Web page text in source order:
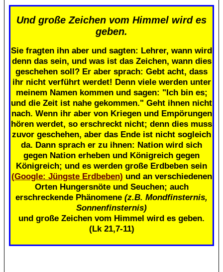
Und große Zeichen vom Himmel wird es
geben.
Sie fragten ihn aber und sagten: Lehrer, wann wird
denn das sein, und was ist das Zeichen, wann dies
geschehen soll? Er aber sprach: Gebt acht, dass
ihr nicht verführt werdet! Denn viele werden unter
meinem Namen kommen und sagen: "Ich bin es;
und die Zeit ist nahe gekommen." Geht ihnen nicht
nach. Wenn ihr aber von Kriegen und Empörungen
hören werdet, so erschreckt nicht; denn dies muss
zuvor geschehen, aber das Ende ist nicht sogleich
da. Dann sprach er zu ihnen: Nation wird sich
gegen Nation erheben und Königreich gegen
Königreich; und es werden große Erdbeben sein
(Google: Jüngste Erdbeben) und an verschiedenen
Orten Hungersnöte und Seuchen; auch
erschreckende Phänomene (z.B. Mondfinsternis,
Sonnenfinsternis)
und große Zeichen vom Himmel wird es geben.
(Lk 21,7-11)